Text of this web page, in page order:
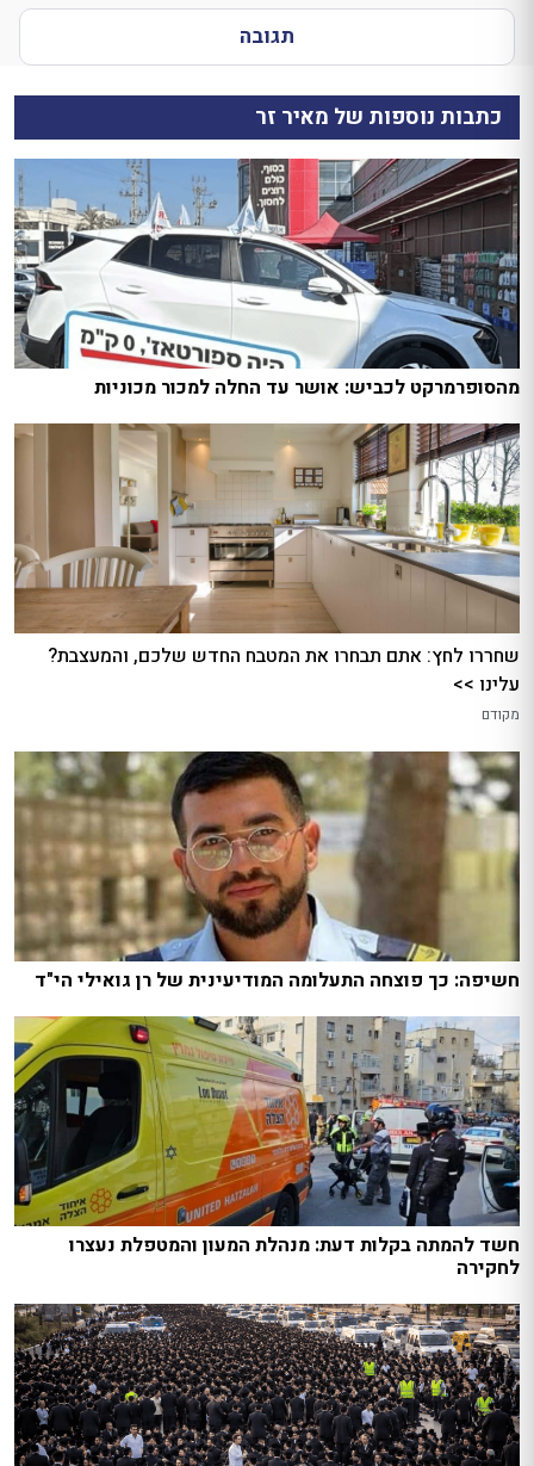
תגובה
כתבות נוספות של מאיר זר
מהסופרמרקט לכביש: אושר עד החלה למכור מכוניות
שחררו לחץ: אתם תבחרו את המטבח החדש שלכם, והמעצבת?
עלינו >>
מקודם
חשיפה: כך פוצחה התעלומה המודיעינית של רן גואילי הי"ד
חשד להמתה בקלות דעת: מנהלת המעון והמטפלת נעצרו
לחקירה